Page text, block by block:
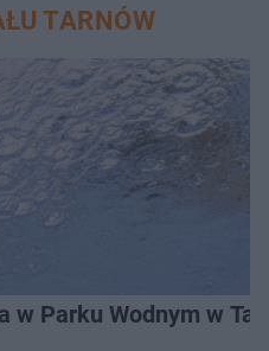
TARNÓW
w Parku Wodnym w